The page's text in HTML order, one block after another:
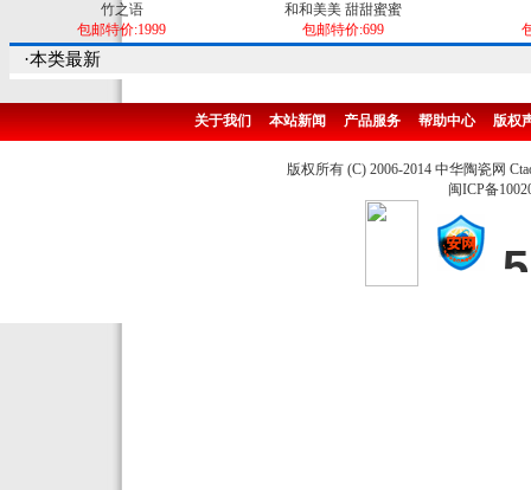
竹之语
包邮特价:1999
和和美美 甜甜蜜蜜
包邮特价:699
·本类最新
关于我们 本站新闻 产品服务 帮助中心 版权
版权所有 (C) 2006-2014 中华陶瓷网
闽ICP备